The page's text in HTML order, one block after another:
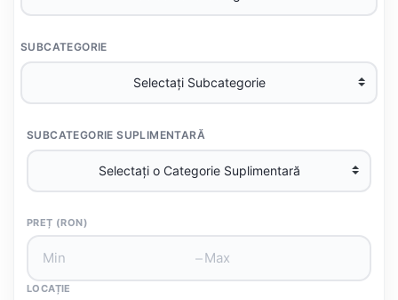
SUBCATEGORIE
SUBCATEGORIE SUPLIMENTARĂ
PREȚ (RON)
–
LOCAȚIE